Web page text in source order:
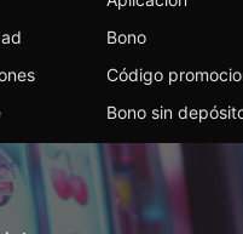
Bono
Código
Bono sin